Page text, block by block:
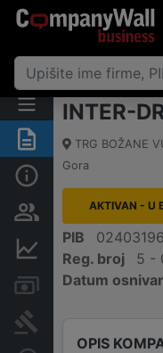
Sažetak
Osobe i vlasništvo
Računi i blokade
Arhiva sudskih
INTER-
TRG BOŽANE
Gora
AKTIVAN - U
PIB
02403196
Reg. broj
5 -
Datum
OPIS